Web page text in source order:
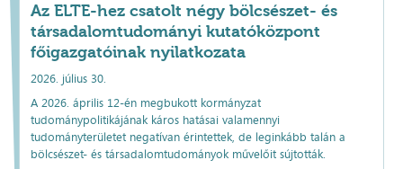
Az ELTE-hez csatolt négy bölcsészet- és
társadalomtudományi kutatóközpont
főigazgatóinak nyilatkozata
2026. július 30.
A 2026. április 12-én megbukott kormányzat
tudománypolitikájának káros hatásai valamennyi
tudományterületet negatívan érintettek, de leginkább talán a
bölcsészet- és társadalomtudományok művelőit sújtották.